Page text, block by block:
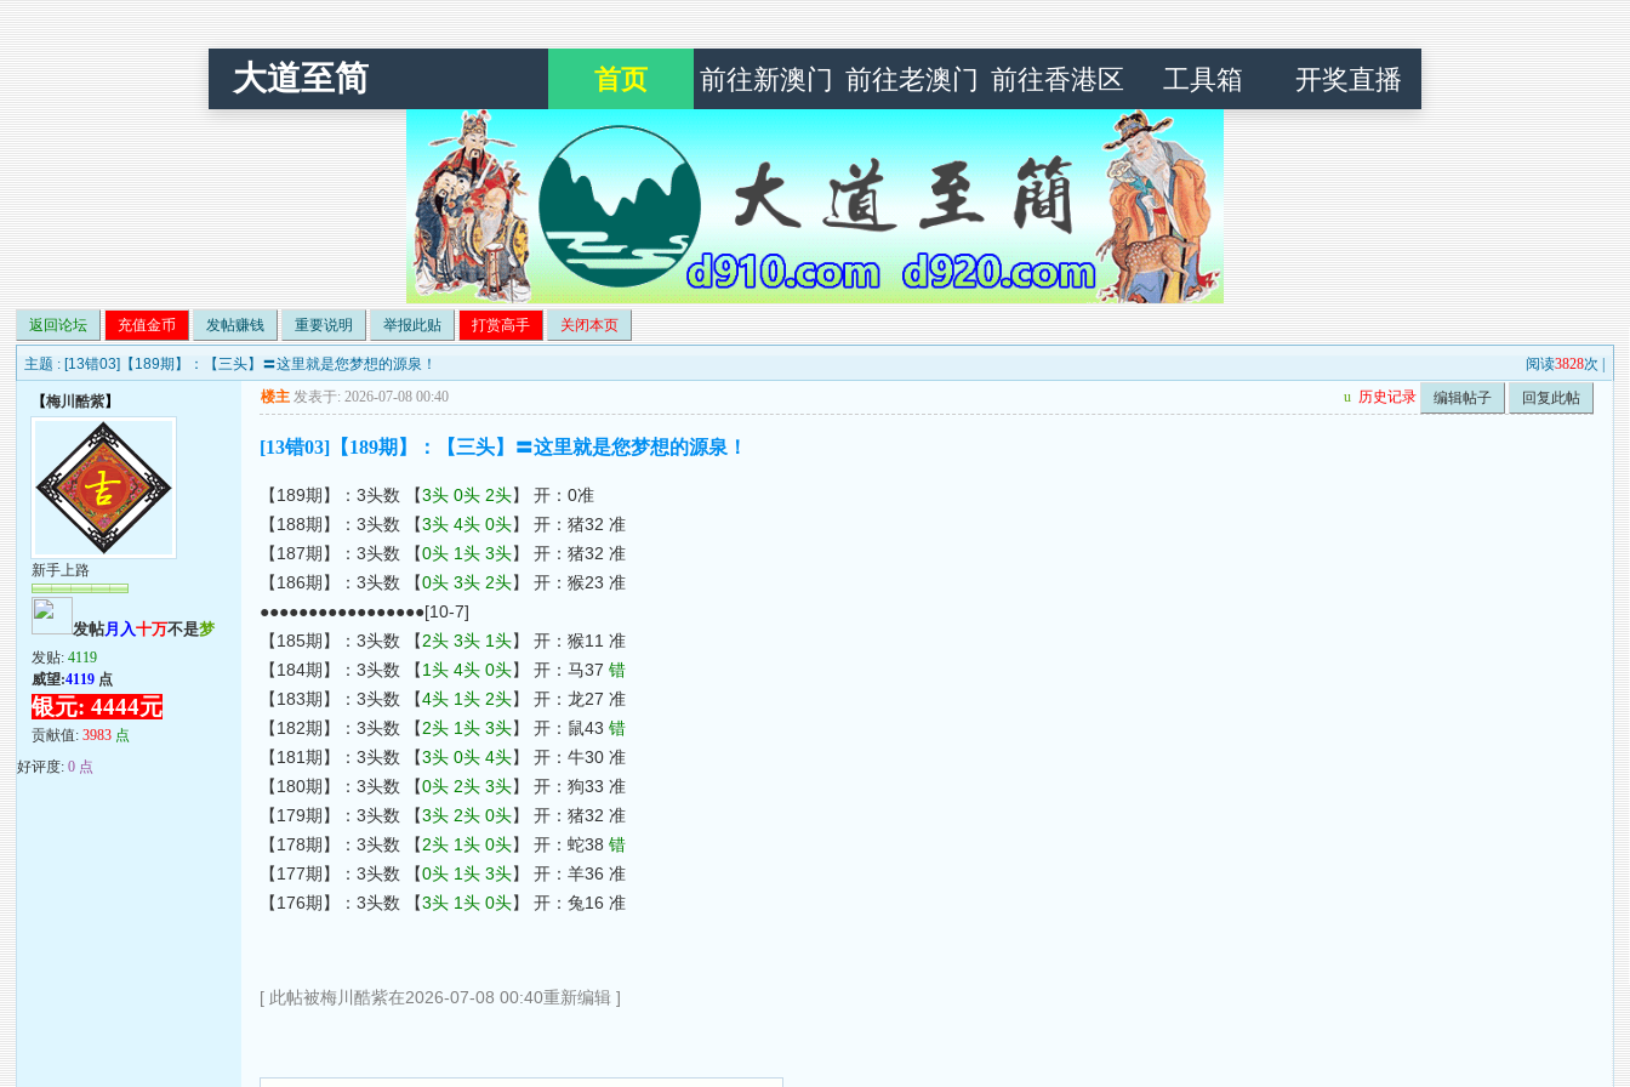
大道至简 首页 前往新澳门 前往老澳门 前往香港区 工具箱 开奖直播
返回论坛 充值金币 发帖赚钱 重要说明 举报此贴 打赏高手 关闭本页
主题 : [13错03]【189期】：【三头】〓这里就是您梦想的源泉！ 阅读3828次 |
【梅川酷紫】
新手上路
发帖月入十万不是梦
发贴:4119
威望:4119 点
银元: 4444元
贡献值:3983 点
好评度:0 点
楼主 发表于: 2026-07-08 00:40 u 历史记录 编辑帖子 回复此帖
[13错03]【189期】：【三头】〓这里就是您梦想的源泉！
【189期】：3头数 【3头 0头 2头】 开：0准
【188期】：3头数 【3头 4头 0头】 开：猪32 准
【187期】：3头数 【0头 1头 3头】 开：猪32 准
【186期】：3头数 【0头 3头 2头】 开：猴23 准
●●●●●●●●●●●●●●●●●[10-7]
【185期】：3头数 【2头 3头 1头】 开：猴11 准
【184期】：3头数 【1头 4头 0头】 开：马37错
【183期】：3头数 【4头 1头 2头】 开：龙27 准
【182期】：3头数 【2头 1头 3头】 开：鼠43错
【181期】：3头数 【3头 0头 4头】 开：牛30 准
【180期】：3头数 【0头 2头 3头】 开：狗33 准
【179期】：3头数 【3头 2头 0头】 开：猪32 准
【178期】：3头数 【2头 1头 0头】 开：蛇38错
【177期】：3头数 【0头 1头 3头】 开：羊36 准
【176期】：3头数 【3头 1头 0头】 开：兔16 准
[ 此帖被梅川酷紫在2026-07-08 00:40重新编辑 ]